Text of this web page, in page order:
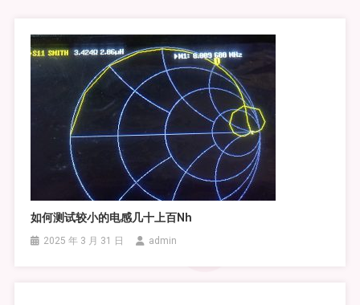
如何测试较小的电感几十上百nh
2025 年 3 月 31 日 admin